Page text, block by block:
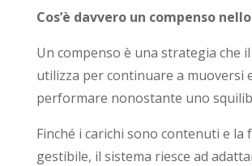
Cos’è davvero un compenso
Un compenso è una strategia che
utilizza per continuare a muoversi
performare nonostante uno
Finché i carichi sono contenuti e la
gestibile, il sistema riesce ad